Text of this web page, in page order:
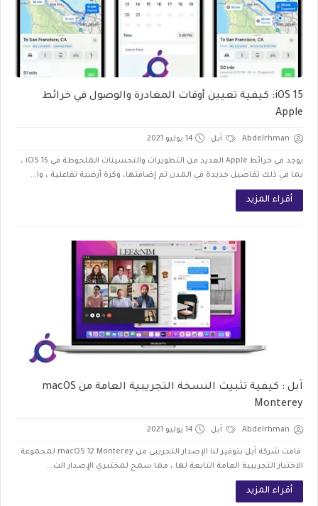
iOS 15: كيفية تعيين أوقات المغادرة والوصول في خرائط
Apple
Abdelrhman اَبل 14 يوليو 2021
يوجد في خرائط Apple العديد من التطويرات والتحسينات الملحوظة في iOS 15 ،
بما في ذلك تفاصيل جديدة في المدن تم إضافتها، وكرة أرضية تفاعلية ، وا...
أقراء المزيد
اَبل : كيفية تثبيت النسخة التجريبية العامة من macOS
Monterey
Abdelrhman اَبل 14 يوليو 2021
قامت شركة اَبل بتوفير لنا الإصدار التجريبي من macOS 12 Monterey لمجموعة
الاختبار التجريبية العامة التابعة لها ، مما سمح لمختبري الإصدار الت...
أقراء المزيد